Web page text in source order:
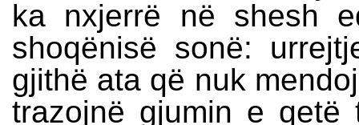
ka nxjerrë në shesh
shoqënisë sonë:
gjithë ata që nuk
trazojnë gjumin e qetë